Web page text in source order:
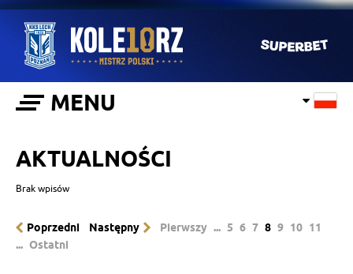
MENU
AKTUALNOŚCI
Brak wpisów
Poprzedni Następny Pierwszy ... 5 6 7 8 9 10 11
... Ostatni